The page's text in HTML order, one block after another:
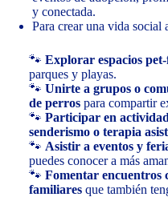
y conectada.
Para crear una vida social
🐾 Explorar espacios
parques y playas.
🐾 Unirte a grupos o
de perros para compartir
🐾 Participar en
senderismo o terapia
🐾 Asistir a eventos y
puedes conocer a más
🐾 Fomentar encuentros
familiares que también